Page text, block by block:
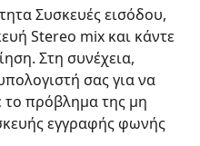
Συσκευές εισόδου,
Stereo mix και κάντε
Στη συνέχεια,
σας για να
το πρόβλημα της μη
εγγραφής φωνής